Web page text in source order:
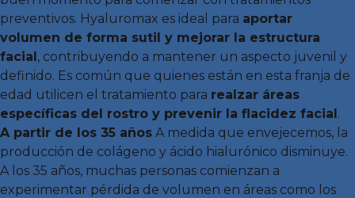
preventivos. Hyaluromax es ideal para aportar
volumen de forma sutil y mejorar la estructura
facial, contribuyendo a mantener un aspecto juvenil y
definido. Es común que quienes están en esta franja de
edad utilicen el tratamiento para realzar áreas
específicas del rostro y prevenir la flacidez facial.
A partir de los 35 años A medida que envejecemos, la
producción de colágeno y ácido hialurónico disminuye.
A los 35 años, muchas personas comienzan a
experimentar pérdida de volumen en áreas como los